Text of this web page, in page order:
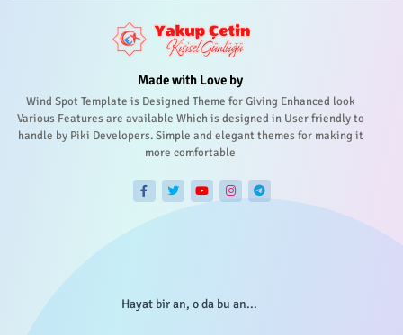
Made with Love by
Wind Spot Template is Designed Theme for Giving Enhanced look
Various Features are available Which is designed in User friendly to
handle by Piki Developers. Simple and elegant themes for making it
more comfortable
Hayat bir an, o da bu an...